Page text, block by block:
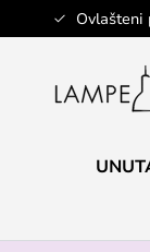
Ovlašteni
Skip
to